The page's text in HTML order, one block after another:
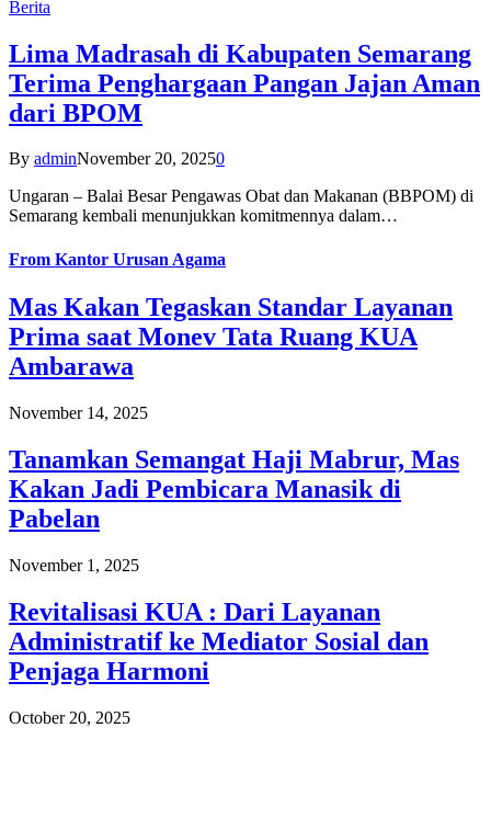
Berita
Lima Madrasah di Kabupaten Semarang
Terima Penghargaan Pangan Jajan Aman
dari BPOM
By adminNovember 20, 20250
Ungaran – Balai Besar Pengawas Obat dan Makanan (BBPOM) di
Semarang kembali menunjukkan komitmennya dalam…
From Kantor Urusan Agama
Mas Kakan Tegaskan Standar Layanan
Prima saat Monev Tata Ruang KUA
Ambarawa
November 14, 2025
Tanamkan Semangat Haji Mabrur, Mas
Kakan Jadi Pembicara Manasik di
Pabelan
November 1, 2025
Revitalisasi KUA : Dari Layanan
Administratif ke Mediator Sosial dan
Penjaga Harmoni
October 20, 2025